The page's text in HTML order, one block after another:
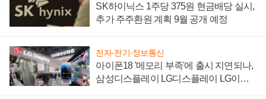
SK하이닉스 1주당 375원 현금배당 실시,
추가 주주환원 계획 9월 공개 예정
전자·전기·정보통신
아이폰18 '메모리 부족'에 출시 지연되나,
삼성디스플레이 LG디스플레이 LG이노